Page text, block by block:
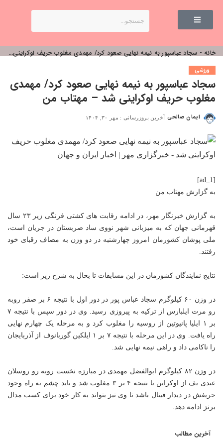
خانه - سجاد عباسپور به نیمه نهایی صعود کرد/ مهمدی مغلوب حریف اوکراینی شد – مهتاب من
ورزشی
سجاد عباسپور به نیمه نهایی صعود کرد/ مهمدی
مغلوب حریف اوکراینی شد – مهتاب من
ایمان صالحی آخرین بروزرسانی : مهر ۳۰, ۱۴۰۴
[ad_1]
به گزارش مهتاب من
به گزارش خبرنگار مهر، در ادامه رقابت های کشتی فرنگی زیر ۲۳ سال
قهرمانی جهان که به میزبانی شهر نووی ساد صربستان در جریان است،
ملی پوشان کشورمان امروز چهارشنبه در دو وزن به مصاف رقبای خود
رفتند.
نتایج نمایندگان کشورمان در این مسابقات تا بحال به شرح زیر است:
در وزن ۶۰ کیلوگرم سجاد عباس پور در دور اول با نتیجه ۶ بر صفر روبه
رو مرت ایلبارس از ترکیه به پیروزی رسید. وی در دور سپس با نتیجه ۷
بر ۱ ایلیا پانیوتین از روسیه را مغلوب کرد و به مرحله یک چهارم نهایی
راه یافت. وی در این مرحله با نتیجه ۷ بر ۱ ایلکین گوربانوف از آذربایجان
را ناکامی داد و راهی نیمه نهایی شد.
در وزن ۸۲ کیلوگرم ابوالفضل مهمدی در مبارزه نخست روبه رو روسلان
عبدی یف از اوکراین با نتیجه ۴ بر ۳ مغلوب شد و باید چشم به راه وجود
حریفش در دیدار فینال باشد تا وی نیز بتواند به کار خود برای کسب مدال
برنز ادامه دهد.
آخرین مطالب